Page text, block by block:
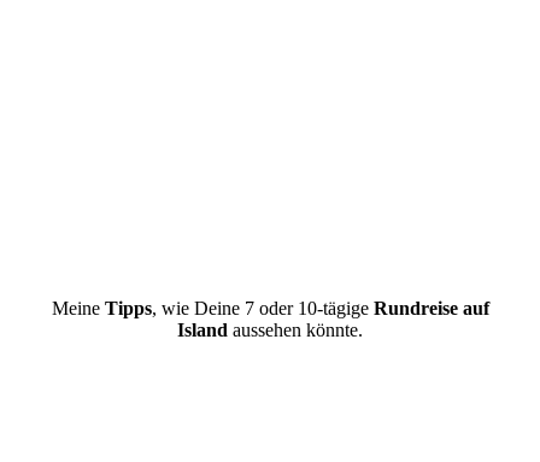
Meine Tipps, wie Deine 7 oder 10-tägige Rundreise auf
Island aussehen könnte.